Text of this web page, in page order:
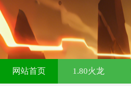
网站首页 1.80火龙